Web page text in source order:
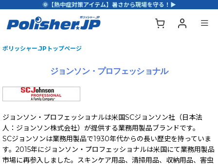
🌞【熱中症対策アイテム】暑さから現場を守る！▶
ポリッシャー.JPトップページ
ジョンソン・プロフェッショナル
ジョンソン・プロフェッショナルは米国SCジョンソン社（日本法
人：ジョンソン株式会社）が提供する業務用製品ブランドです。
SCジョンソンは業務用製品で1930年代からの長い歴史を持っていま
す。2015年にジョンソン・プロフェッショナルは米国にて業務用製品
市場に再参入しました。スキンケア用品、清掃用品、収納用品、害虫